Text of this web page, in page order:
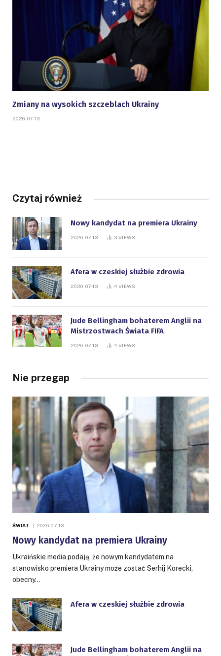
Zmiany na wysokich szczeblach Ukrainy
2026-07-13
Czytaj również
Nowy kandydat na premiera Ukrainy
2026-07-13 3 VIEWS
Afera w czeskiej służbie zdrowia
2026-07-13 4 VIEWS
Jude Bellingham bohaterem Anglii na
Mistrzostwach Świata FIFA
2026-07-13 4 VIEWS
Nie przegap
ŚWIAT 2026-07-13
Nowy kandydat na premiera Ukrainy
Ukraińskie media podają, że nowym kandydatem na
stanowisko premiera Ukrainy może zostać Serhij Korecki,
obecny…
Afera w czeskiej służbie zdrowia
Jude Bellingham bohaterem Anglii na